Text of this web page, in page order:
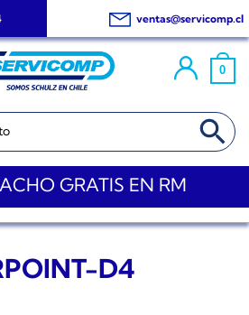
ventas@servicomp.cl
0
BOTÓN DE
GRATIS EN RM
D4